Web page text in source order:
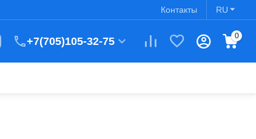
RU
Контакты
+7(705)105-32-75 0